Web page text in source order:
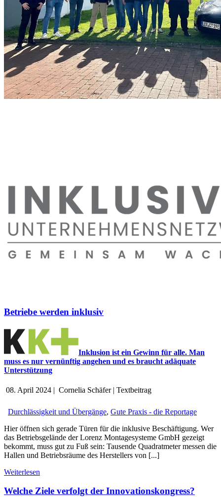
Betriebe werden inklusiv
Inklusion ist ein Gewinn für alle. Man
muss es nur vernünftig angehen und es braucht adäquate
Unterstützung
08. April 2024 | Cornelia Schäfer| Textbeitrag
Durchlässigkeit und Übergänge, Gute Praxis - die Reportage
Hier öffnen sich gerade Türen für die inklusive Beschäftigung. Wer
das Betriebsgelände der Lorenz Montagesysteme GmbH gezeigt
bekommt, muss gut zu Fuß sein: Tausende Quadratmeter messen die
Hallen und Betriebsräume des Herstellers von [...]
Weiterlesen
Welche Ziele verfolgt der Innovationskongress?